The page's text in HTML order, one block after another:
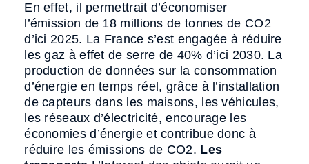
En effet, il permettrait d’économiser
l’émission de 18 millions de tonnes de CO2
d’ici 2025. La France s’est engagée à réduire
les gaz à effet de serre de 40% d’ici 2030. La
production de données sur la consommation
d’énergie en temps réel, grâce à l’installation
de capteurs dans les maisons, les véhicules,
les réseaux d’électricité, encourage les
économies d’énergie et contribue donc à
réduire les émissions de CO2. Les